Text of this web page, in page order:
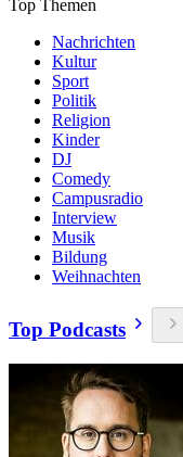
Top Themen
Nachrichten
Kultur
Sport
Politik
Religion
Kinder
DJ
Comedy
Campusradio
Interview
Musik
Bildung
Weihnachten
Top Podcasts